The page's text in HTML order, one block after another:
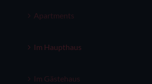
Apartments
Im Haupthaus
Im Gästehaus